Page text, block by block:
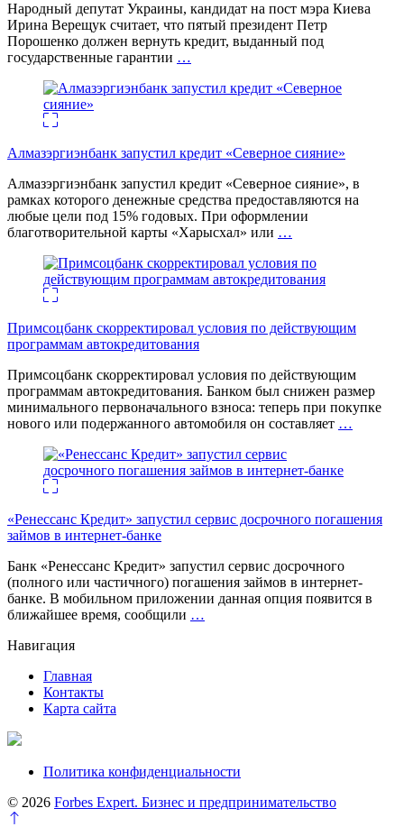
Народный депутат Украины, кандидат на пост мэра Киева
Ирина Верещук считает, что пятый президент Петр
Порошенко должен вернуть кредит, выданный под
государственные гарантии …
Алмазэргиэнбанк запустил кредит «Северное сияние»
Алмазэргиэнбанк запустил кредит «Северное сияние», в
рамках которого денежные средства предоставляются на
любые цели под 15% годовых. При оформлении
благотворительной карты «Харысхал» или …
Примсоцбанк скорректировал условия по действующим
программам автокредитования
Примсоцбанк скорректировал условия по действующим
программам автокредитования. Банком был снижен размер
минимального первоначального взноса: теперь при покупке
нового или подержанного автомобиля он составляет …
«Ренессанс Кредит» запустил сервис досрочного погашения
займов в интернет-банке
Банк «Ренессанс Кредит» запустил сервис досрочного
(полного или частичного) погашения займов в интернет-
банке. В мобильном приложении данная опция появится в
ближайшее время, сообщили …
Навигация
Главная
Контакты
Карта сайта
Политика конфиденциальности
© 2026 Forbes Expert. Бизнес и предпринимательство
Перейти